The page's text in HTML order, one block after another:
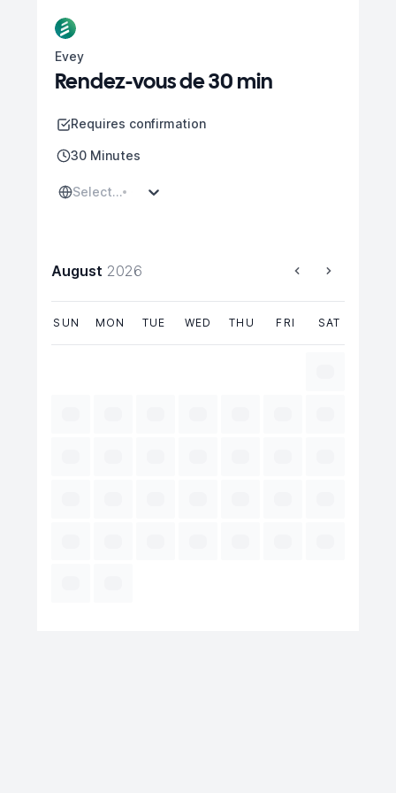
Evey
Rendez-vous de 30 min
Requires confirmation
30 Minutes
Select...
August 2026
SUN MON TUE WED THU FRI SAT